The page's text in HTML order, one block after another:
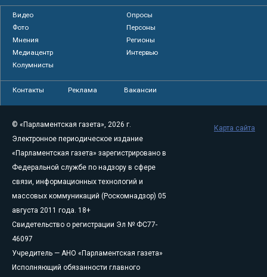
Видео
Опросы
Фото
Персоны
Мнения
Регионы
Медиацентр
Интервью
Колумнисты
Контакты Реклама Вакансии
© «Парламентская газета», 2026 г.
Электронное периодическое издание
«Парламентская газета» зарегистрировано в
Федеральной службе по надзору в сфере
связи, информационных технологий и
массовых коммуникаций (Роскомнадзор) 05
августа 2011 года. 18+
Свидетельство о регистрации Эл № ФС77-
46097
Учредитель — АНО «Парламентская газета»
Исполняющий обязанности главного
Карта сайта